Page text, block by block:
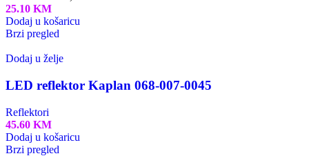
25.10 KM
Dodaj u košaricu
Brzi pregled
Dodaj u želje
LED reflektor Kaplan 068-007-0045
Reflektori
45.60 KM
Dodaj u košaricu
Brzi pregled